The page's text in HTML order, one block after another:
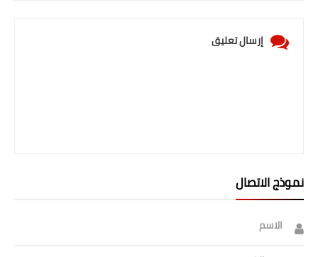
إرسال تعليق
نموذج الاتصال
الاسم